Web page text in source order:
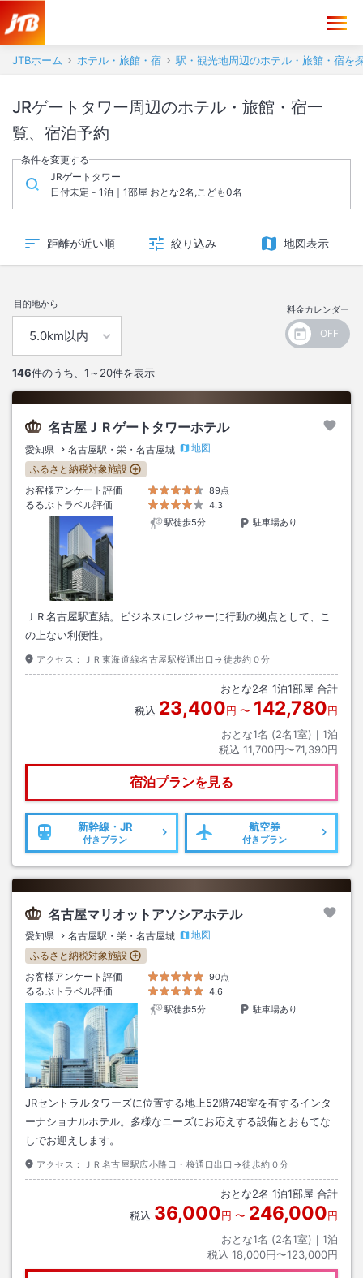
JTBホーム ホテル・旅館・宿 駅・観光地周辺のホテル・旅館・宿を
JRゲートタワー周辺のホテル・旅館・宿一
覧、宿泊予約
条件を変更する
JRゲートタワー
日付未定 - 1泊｜1部屋 おとな2名,こども0名
距離が近い順 絞り込み 地図表示
目的地から 料金カレンダー
146件のうち、 1～20件を表示
名古屋ＪＲゲートタワーホテル
愛知県 名古屋駅・栄・名古屋城
地図
ふるさと納税対象施設
お客様アンケート評価
89点
るるぶトラベル評価
4.3
駅徒歩5分
駐車場あり
ＪＲ名古屋駅直結。ビジネスにレジャーに行動の拠点として、こ
の上ない利便性。
アクセス： ＪＲ東海道線名古屋駅桜通出口→徒歩約０分
おとな2名 1泊1部屋 合計
税込 23,400円 〜 142,780円
おとな1名 (2名1室)｜ 1泊
税込 11,700円〜71,390円
宿泊プランを見る
新幹線・JR
付きプラン
航空券
付きプラン
名古屋マリオットアソシアホテル
愛知県 名古屋駅・栄・名古屋城
地図
ふるさと納税対象施設
お客様アンケート評価
90点
るるぶトラベル評価
4.6
駅徒歩5分
駐車場あり
JRセントラルタワーズに位置する地上52階748室を有するインタ
ーナショナルホテル。多様なニーズにお応えする設備とおもてな
しでお迎えします。
アクセス： ＪＲ名古屋駅広小路口・桜通口出口→徒歩約０分
おとな2名 1泊1部屋 合計
税込 36,000円 〜 246,000円
おとな1名 (2名1室)｜ 1泊
税込 18,000円〜123,000円